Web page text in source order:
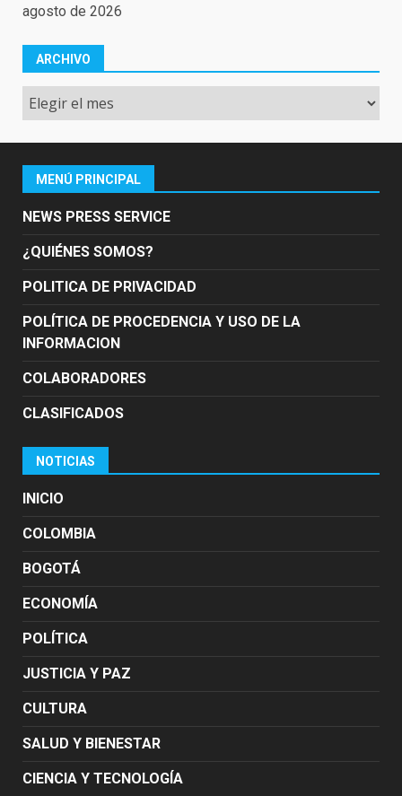
agosto de 2026
ARCHIVO
Archivo
MENÚ PRINCIPAL
NEWS PRESS SERVICE
¿QUIÉNES SOMOS?
POLITICA DE PRIVACIDAD
POLÍTICA DE PROCEDENCIA Y USO DE LA
INFORMACION
COLABORADORES
CLASIFICADOS
NOTICIAS
INICIO
COLOMBIA
BOGOTÁ
ECONOMÍA
POLÍTICA
JUSTICIA Y PAZ
CULTURA
SALUD Y BIENESTAR
CIENCIA Y TECNOLOGÍA